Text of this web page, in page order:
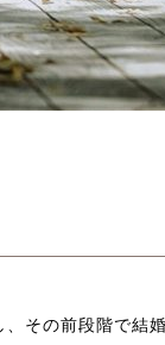
その前段階で結